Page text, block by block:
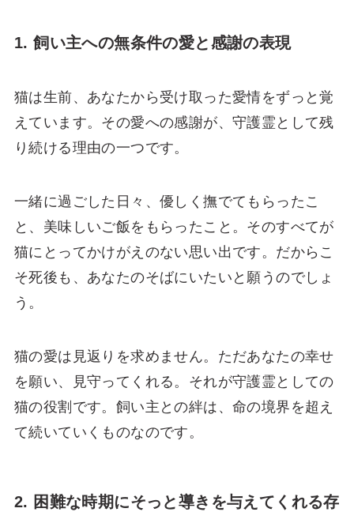
1. 飼い主への無条件の愛と感謝の表現
猫は生前、あなたから受け取った愛情をずっと覚
えています。その愛への感謝が、守護霊として残
り続ける理由の一つです。
一緒に過ごした日々、優しく撫でてもらったこ
と、美味しいご飯をもらったこと。そのすべてが
猫にとってかけがえのない思い出です。だからこ
そ死後も、あなたのそばにいたいと願うのでしょ
う。
猫の愛は見返りを求めません。ただあなたの幸せ
を願い、見守ってくれる。それが守護霊としての
猫の役割です。飼い主との絆は、命の境界を超え
て続いていくものなのです。
2. 困難な時期にそっと導きを与えてくれる存